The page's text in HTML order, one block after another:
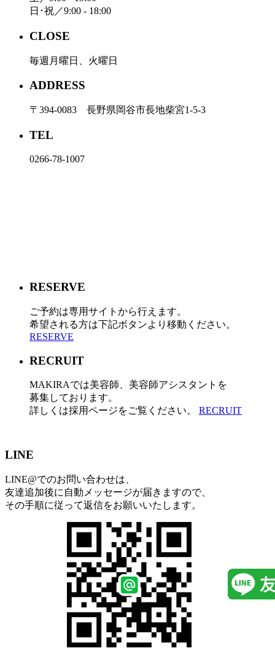
日･祝／9:00 - 18:00
CLOSE
毎週月曜日、火曜日
ADDRESS
〒394-0083 長野県岡谷市長地柴宮1-5-3
TEL
0266-78-1007
RESERVE
ご予約は専用サイトから行えます。
希望される方は下記ボタンより移動ください。
RESERVE
RECRUIT
MAKIRAでは美容師、美容師アシスタントを
募集しております。
詳しくは採用ページをご覧ください。 RECRUIT
LINE
LINE@でのお問い合わせは、
友達追加後に自動メッセージが届きますので、
その手順に従って返信をお願いいたします。